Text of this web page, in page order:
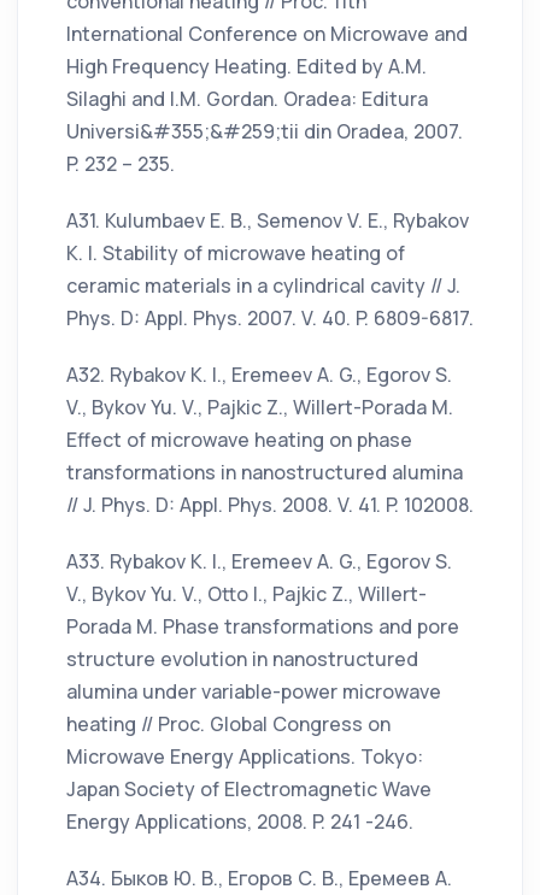
International Conference on Microwave and
High Frequency Heating. Edited by A.M.
Silaghi and I.M. Gordan. Oradea: Editura
Universi&#355;&#259;tii din Oradea, 2007.
P. 232 – 235.
А31. Kulumbaev E. B., Semenov V. E., Rybakov
K. I. Stability of microwave heating of
ceramic materials in a cylindrical cavity // J.
Phys. D: Appl. Phys. 2007. V. 40. P. 6809-6817.
А32. Rybakov K. I., Eremeev A. G., Egorov S.
V., Bykov Yu. V., Pajkic Z., Willert-Porada M.
Effect of microwave heating on phase
transformations in nanostructured alumina
// J. Phys. D: Appl. Phys. 2008. V. 41. P. 102008.
А33. Rybakov K. I., Eremeev A. G., Egorov S.
V., Bykov Yu. V., Otto I., Pajkic Z., Willert-
Porada M. Phase transformations and pore
structure evolution in nanostructured
alumina under variable-power microwave
heating // Proc. Global Congress on
Microwave Energy Applications. Tokyo:
Japan Society of Electromagnetic Wave
Energy Applications, 2008. P. 241 -246.
А34. Быков Ю. В., Егоров С. В., Еремеев А.